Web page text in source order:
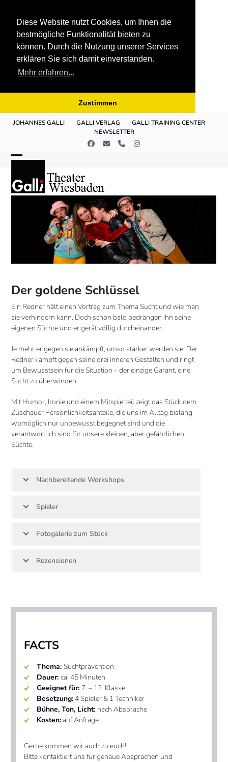
Diese Website nutzt Cookies, um Ihnen die
bestmögliche Funktionalität bieten zu
können. Durch die Nutzung unserer Services
erklären Sie sich damit einverstanden.
Mehr erfahren...
Zustimmen
JOHANNES GALLI GALLI VERLAG
GALLI TRAINING CENTER
NEWSLETTER
Facebook
E- TelefonInstagram
mobile
menu
mobile
menu
Der goldene Schlüssel
Ein Redner hält einen Vortrag zum Thema Sucht und wie man
sie verhindern kann. Doch schon bald bedrängen ihn seine
eigenen Süchte und er gerät völlig durcheinander.
Je mehr er gegen sie ankämpft, umso stärker werden sie. Der
Redner kämpft gegen seine drei inneren Gestalten und ringt
um Bewusstsein für die Situation – der einzige Garant, eine
Sucht zu überwinden.
Mit Humor, Ironie und einem Mitspielteil zeigt das Stück dem
Zuschauer Persönlichkeitsanteile, die uns im Alltag bislang
womöglich nur unbewusst begegnet sind und die
verantwortlich sind für unsere kleinen, aber gefährlichen
Süchte.
Nachbereitende Workshops
Spieler
Fotogalerie zum Stück
Rezensionen
FACTS
Thema:Suchtprävention
Dauer:ca. 45 Minuten
Geeignet für: 7. – 12. Klasse
Besetzung: 4 Spieler & 1 Techniker
Bühne,Ton, Licht: nach Absprache
Kosten: auf Anfrage
Gerne kommen wir auch zu euch!
Bitte kontaktiert uns für genaue Absprachen und